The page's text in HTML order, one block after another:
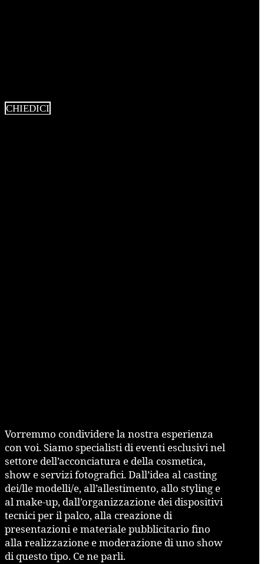
CHIEDICI
Vorremmo condividere la nostra esperienza
con voi. Siamo specialisti di eventi esclusivi nel
settore dell’acconciatura e della cosmetica,
show e servizi fotografici. Dall’idea al casting
dei/lle modelli/e, all’allestimento, allo styling e
al make-up, dall’organizzazione dei dispositivi
tecnici per il palco, alla creazione di
presentazioni e materiale pubblicitario fino
alla realizzazione e moderazione di uno show
di questo tipo. Ce ne parli.